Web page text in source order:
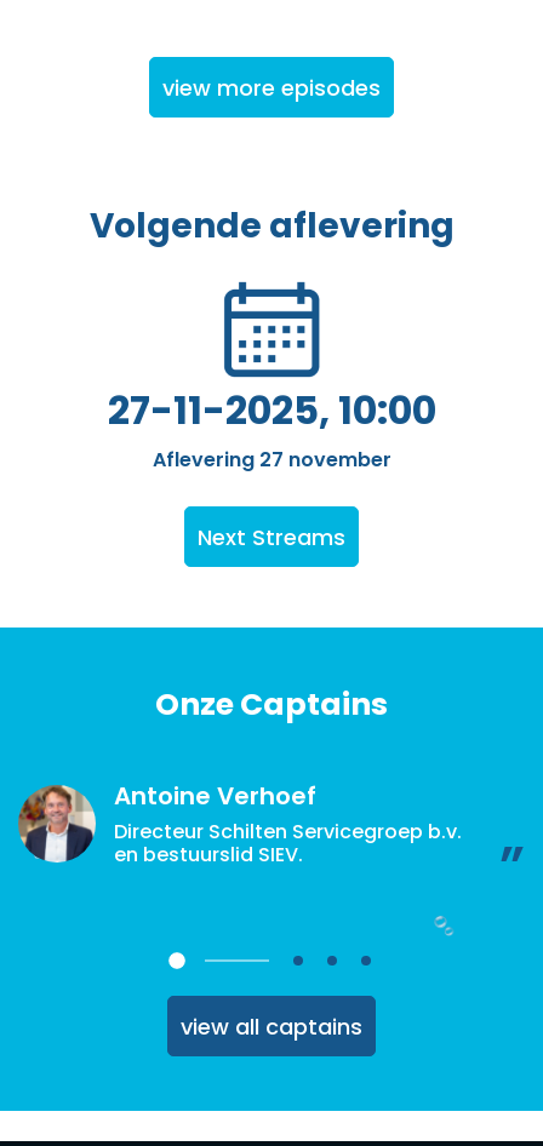
view more episodes
Volgende aflevering
27-11-2025, 10:00
Aflevering 27 november
Next Streams
Onze Captains
Antoine Verhoef
Directeur Schilten Servicegroep b.v.
en bestuurslid SIEV.
view all captains